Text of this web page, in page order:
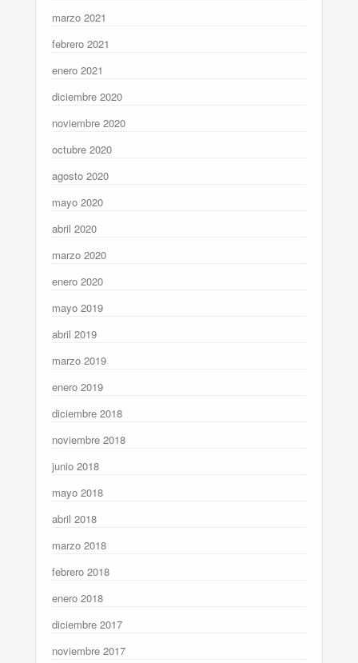
marzo 2021
febrero 2021
enero 2021
diciembre 2020
noviembre 2020
octubre 2020
agosto 2020
mayo 2020
abril 2020
marzo 2020
enero 2020
mayo 2019
abril 2019
marzo 2019
enero 2019
diciembre 2018
noviembre 2018
junio 2018
mayo 2018
abril 2018
marzo 2018
febrero 2018
enero 2018
diciembre 2017
noviembre 2017